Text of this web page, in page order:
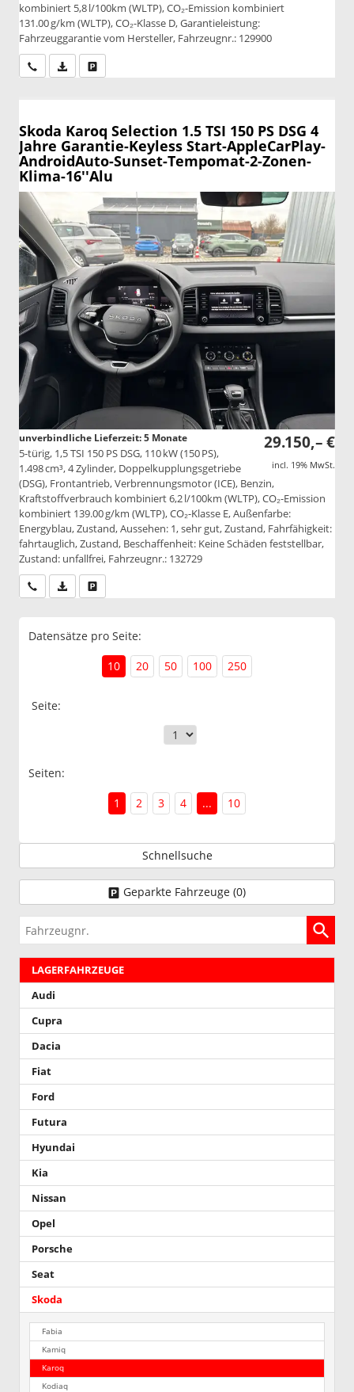
kombiniert 5,8 l/100km (WLTP), CO₂-Emission kombiniert
131.00 g/km (WLTP), CO₂-Klasse D, Garantieleistung:
Fahrzeuggarantie vom Hersteller, Fahrzeugnr.: 129900
Wir rufen Sie anPDF-Datei, Fahrzeugexposé drucken
Skoda Karoq Selection 1.5 TSI 150 PS DSG 4
Jahre Garantie-Keyless Start-AppleCarPlay-
AndroidAuto-Sunset-Tempomat-2-Zonen-
Klima-16''Alu
29.150,– €
incl. 19% MwSt.
unverbindliche Lieferzeit:5 Monate
5-türig, 1,5 TSI 150 PS DSG, 110 kW (150 PS),
1.498 cm³, 4 Zylinder, Doppelkupplungsgetriebe
(DSG), Frontantrieb, Verbrennungsmotor (ICE), Benzin,
Kraftstoffverbrauch kombiniert 6,2 l/100km (WLTP), CO₂-Emission
kombiniert 139.00 g/km (WLTP), CO₂-Klasse E, Außenfarbe:
Energyblau, Zustand, Aussehen: 1, sehr gut, Zustand, Fahrfähigkeit:
fahrtauglich, Zustand, Beschaffenheit: Keine Schäden feststellbar,
Zustand: unfallfrei, Fahrzeugnr.: 132729
Wir rufen Sie anPDF-Datei, Fahrzeugexposé drucken
Datensätze pro Seite:
10
20 50 100 250
Seite:
Seiten:
1
2 3 4 ... 10
Schnellsuche
Geparkte Fahrzeuge (0)
Fahrzeugnr.
LAGERFAHRZEUGE
Audi
Cupra
Dacia
Fiat
Ford
Futura
Hyundai
Kia
Nissan
Opel
Porsche
Seat
Skoda
Fabia
Kamiq
Karoq
Kodiaq